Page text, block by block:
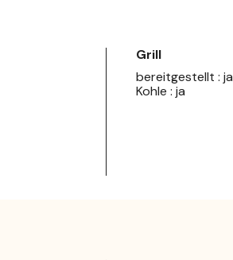
Grill
bereitgestellt : ja
Kohle : ja